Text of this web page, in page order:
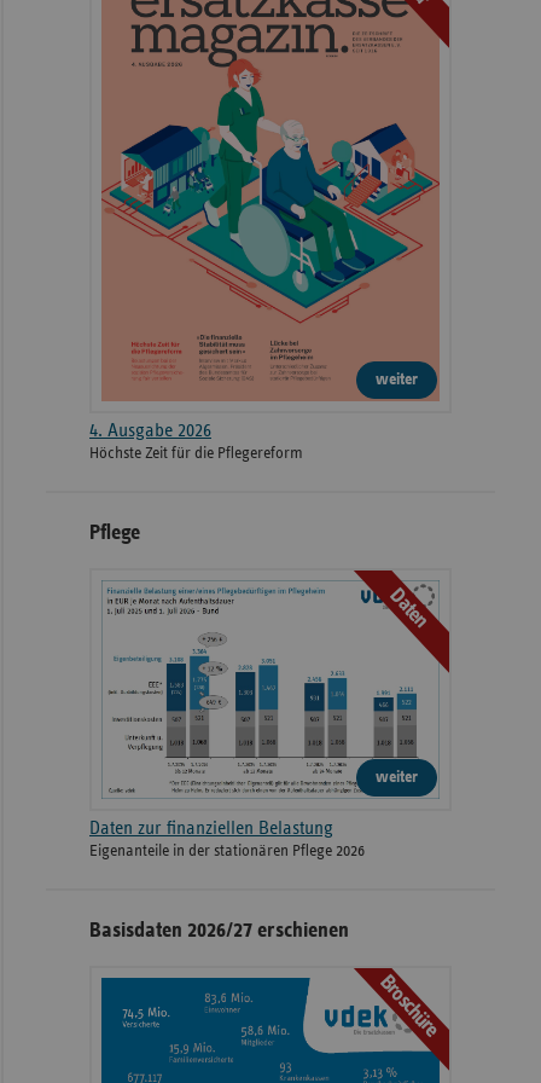
weiter
4. Ausgabe 2026
Höchste Zeit für die Pflegereform
Pflege
Daten
weiter
Daten zur finanziellen Belastung
Eigenanteile in der stationären Pflege 2026
Basisdaten 2026/27 erschienen
Broschüre